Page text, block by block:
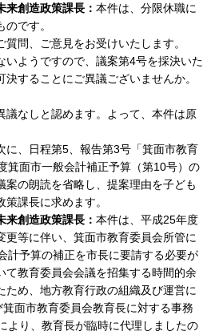
創造政策課長： 本件は、分限休職に
です。
質問、ご意見をお受けいたします。
いようですので、議案第4号を採決いた
することにご異議ございませんか。
議なしと認めます。よって、本件は原
に、日程第5、報告第3号「箕面市教育
箕面市一般会計補正予算（第10号）の
案の朗読を省略し、提案理由を子ども
課長に求めます。
創造政策課長： 本件は、平成25年度
更等に伴い、箕面市教育委員会所管に
計予算の補正を市長に要請する必要が
て教育委員会会議を招集する時間的余
ため、地方教育行政の組織及び運営に
面市教育委員会教育長に対する事務
より、教育長が臨時に代理しましたの